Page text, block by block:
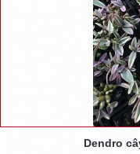
Dendro